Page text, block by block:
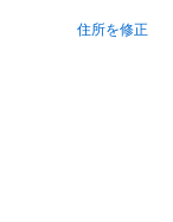
住所を修正